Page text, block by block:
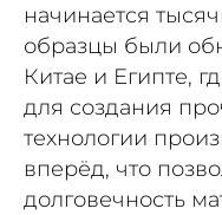
начинается
образцы были
Китае и Египте,
для создания
технологии
вперёд, что
долговечность